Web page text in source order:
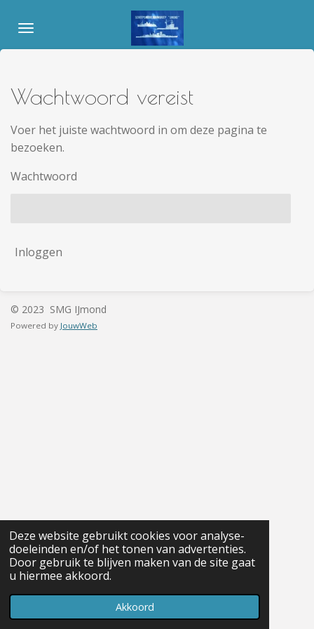
Deze website gebruikt cookies voor analyse-
doeleinden en/of het tonen van advertenties.
Door gebruik te blijven maken van de site gaat
u hiermee akkoord.
Akkoord
direct
naar
Wachtwoord vereist
Voer het juiste wachtwoord in om deze pagina te
bezoeken.
Wachtwoord
Inloggen
© 2023 SMG IJmond
Powered by JouwWeb